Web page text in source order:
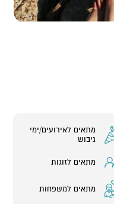
מתאים לאירועים/ימי
גיבוש
מתאים לזוגות
מתאים למשפחות